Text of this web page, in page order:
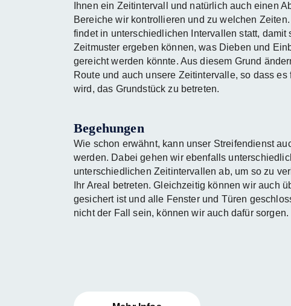
Ihnen ein Zeitintervall und natürlich auch einen
Bereiche wir kontrollieren und zu welchen
findet in unterschiedlichen Intervallen statt, damit
Zeitmuster ergeben können, was Dieben und
gereicht werden könnte. Aus diesem Grund
Route und auch unsere Zeitintervalle, so dass es
wird, das Grundstück zu betreten.
Begehungen
Wie schon erwähnt, kann unser Streifendienst
werden. Dabei gehen wir ebenfalls
unterschiedlichen Zeitintervallen ab, um so zu
Ihr Areal betreten. Gleichzeitig können wir auch
gesichert ist und alle Fenster und Türen
nicht der Fall sein, können wir auch dafür sorgen.